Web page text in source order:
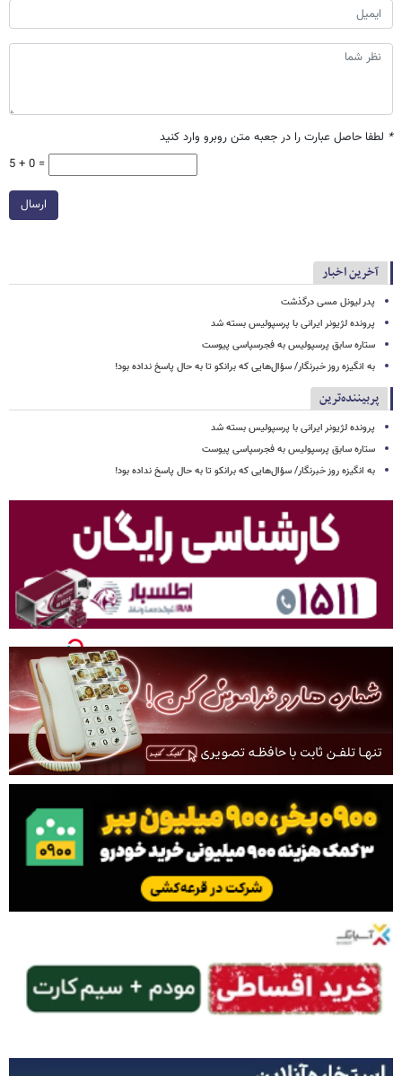
* لطفا حاصل عبارت را در جعبه متن روبرو وارد کنید
5 + 0 =
ارسال
آخرین اخبار
پدر لیونل مسی درگذشت
پرونده لژیونر ایرانی با پرسپولیس بسته شد
ستاره سابق پرسپولیس به فجرسپاسی پیوست
به انگیزه روز خبرنگار/ سؤال‌هایی که برانکو تا به حال پاسخ نداده بود!
پربیننده‌ترین
پرونده لژیونر ایرانی با پرسپولیس بسته شد
ستاره سابق پرسپولیس به فجرسپاسی پیوست
به انگیزه روز خبرنگار/ سؤال‌هایی که برانکو تا به حال پاسخ نداده بود!